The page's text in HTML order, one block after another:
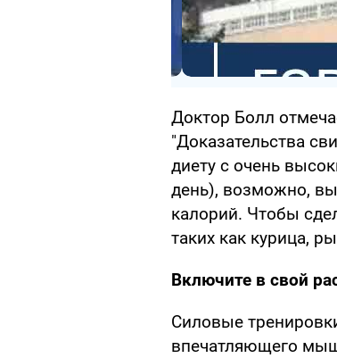
Доктор Болл
"Доказательства
диету с очень
день), возможно,
калорий. Чтобы
таких как курица,
Включите в свой
Силовые
впечатляющего